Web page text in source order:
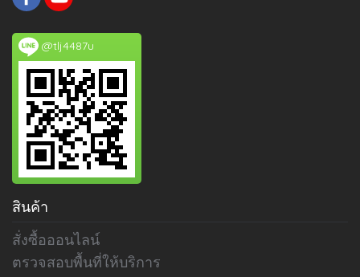
@tlj4487u
สินค้า
สั่งซื้อออนไลน์
ตรวจสอบพื้นที่ให้บริการ